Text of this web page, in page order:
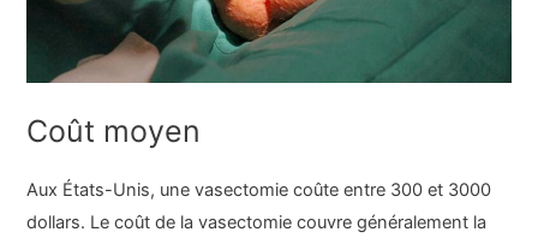
Coût moyen
Aux États-Unis, une vasectomie coûte entre 300 et 3000
dollars. Le coût de la vasectomie couvre généralement la